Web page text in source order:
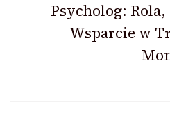
Psycholog:
Wsparcie w